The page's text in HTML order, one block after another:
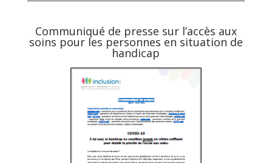
Communiqué de presse sur l’accès aux
soins pour les personnes en situation de
handicap